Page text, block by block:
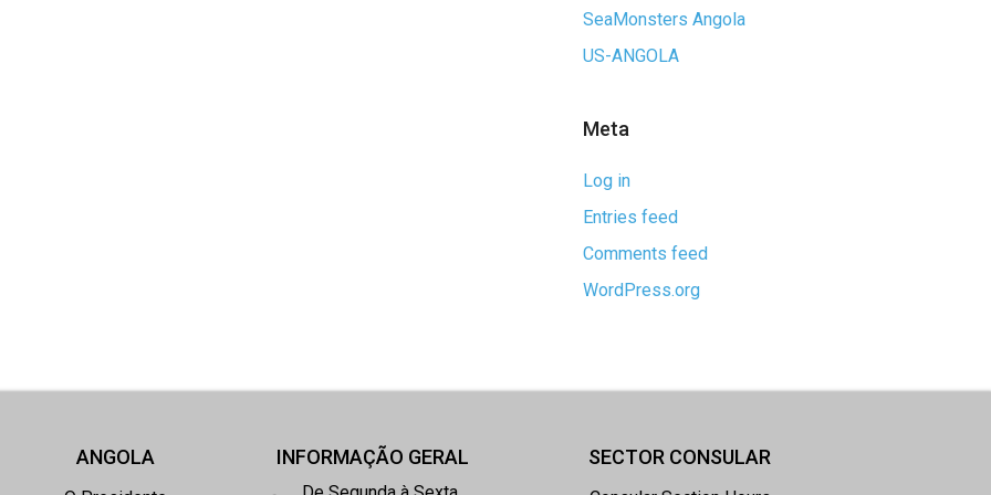
SeaMonsters Angola
US-ANGOLA
Meta
Log in
Entries feed
Comments feed
WordPress.org
ANGOLA INFORMAÇÃO GERAL SECTOR CONSULAR